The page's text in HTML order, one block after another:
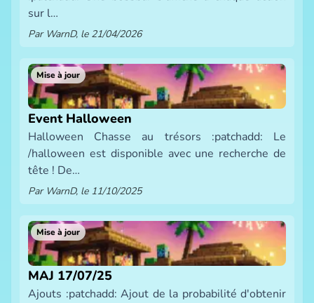
sur l…
Par WarnD, le 21/04/2026
Mise à jour
Event Halloween
Halloween Chasse au trésors :patchadd: Le
/halloween est disponible avec une recherche de
tête ! De…
Par WarnD, le 11/10/2025
Mise à jour
MAJ 17/07/25
Ajouts :patchadd: Ajout de la probabilité d'obtenir